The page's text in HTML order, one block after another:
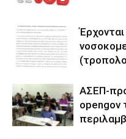
ΑΣΕΠ-
opengov